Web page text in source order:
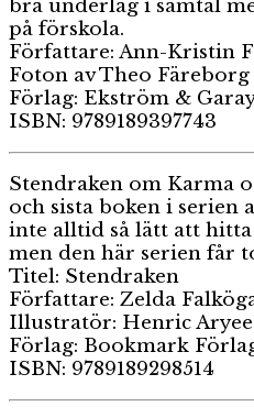
bra underlag i samtal
på förskola.
Författare: Ann-Kristin
Foton av Theo Färeborg
Förlag: Ekström &
ISBN: 9789189397743
Stendraken om Karma
och sista boken i serien
inte alltid så lätt att
men den här serien får
Titel: Stendraken
Författare: Zelda
Illustratör: Henric Aryee
Förlag: Bookmark
ISBN: 9789189298514